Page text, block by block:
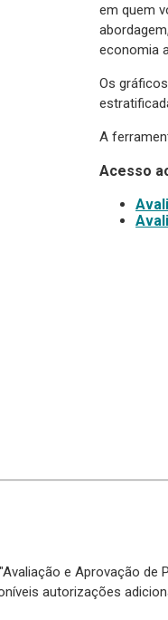
em quem
economia
Os
A
Acesso
e Aprovação de
autorizações